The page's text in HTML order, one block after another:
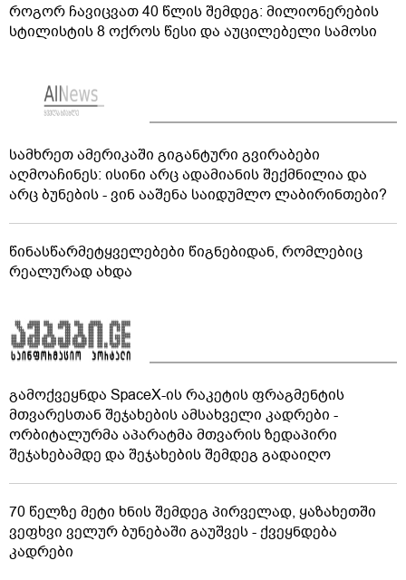
როგორ ჩავიცვათ 40 წლის შემდეგ: მილიონერების
სტილისტის 8 ოქროს წესი და აუცილებელი სამოსი
სამხრეთ ამერიკაში გიგანტური გვირაბები
აღმოაჩინეს: ისინი არც ადამიანის შექმნილია და
არც ბუნების - ვინ ააშენა საიდუმლო ლაბირინთები?
წინასწარმეტყველებები წიგნებიდან, რომლებიც
რეალურად ახდა
გამოქვეყნდა SpaceX-ის რაკეტის ფრაგმენტის
მთვარესთან შეჯახების ამსახველი კადრები -
ორბიტალურმა აპარატმა მთვარის ზედაპირი
შეჯახებამდე და შეჯახების შემდეგ გადაიღო
70 წელზე მეტი ხნის შემდეგ პირველად, ყაზახეთში
ვეფხვი ველურ ბუნებაში გაუშვეს - ქვეყნდება
კადრები